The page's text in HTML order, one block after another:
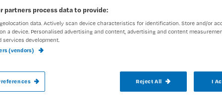
Het Scheper Ziekenhuis in Emmen
opnieuw gesloten in verband met de
Klebsiellabacterie. Dat heeft het
partners process data to provide:
data. Actively scan device characteristics for identification. Store and/or
a device. Personalised advertising and content, advertising and content
services development.
(vendors)
Reject All I